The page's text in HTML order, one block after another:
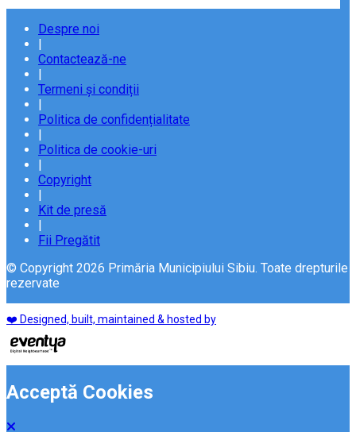
Despre noi
|
Contactează-ne
|
Termeni și condiții
|
Politica de confidențialitate
|
Politica de cookie-uri
|
Copyright
|
Kit de presă
|
Fii Pregătit
© Copyright 2026 Primăria Municipiului Sibiu. Toate drepturile
rezervate
❤️ Designed, built, maintained & hosted by
Acceptă Cookies